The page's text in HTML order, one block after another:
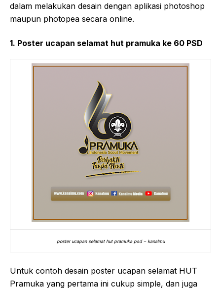
dalam melakukan desain dengan aplikasi photoshop
maupun photopea secara online.
1. Poster ucapan selamat hut pramuka ke 60 PSD
poster ucapan selamat hut pramuka psd – kanalmu
Untuk contoh desain poster ucapan selamat HUT
Pramuka yang pertama ini cukup simple, dan juga